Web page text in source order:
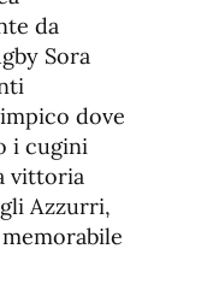
da
Sora
dove
i cugini
vittoria
Azzurri,